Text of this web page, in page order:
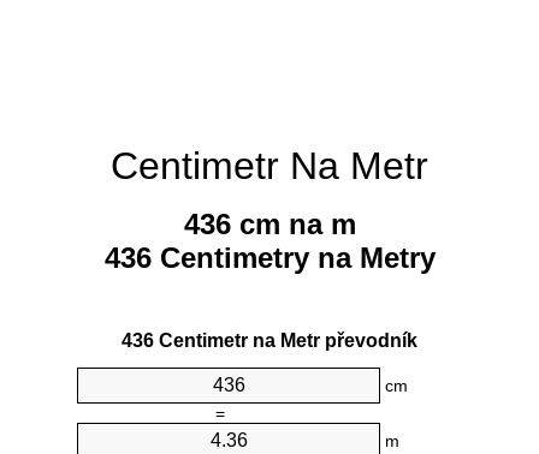
Centimetr Na Metr
436 cm na m
436 Centimetry na Metry
436 Centimetr na Metr převodník
cm
=
m